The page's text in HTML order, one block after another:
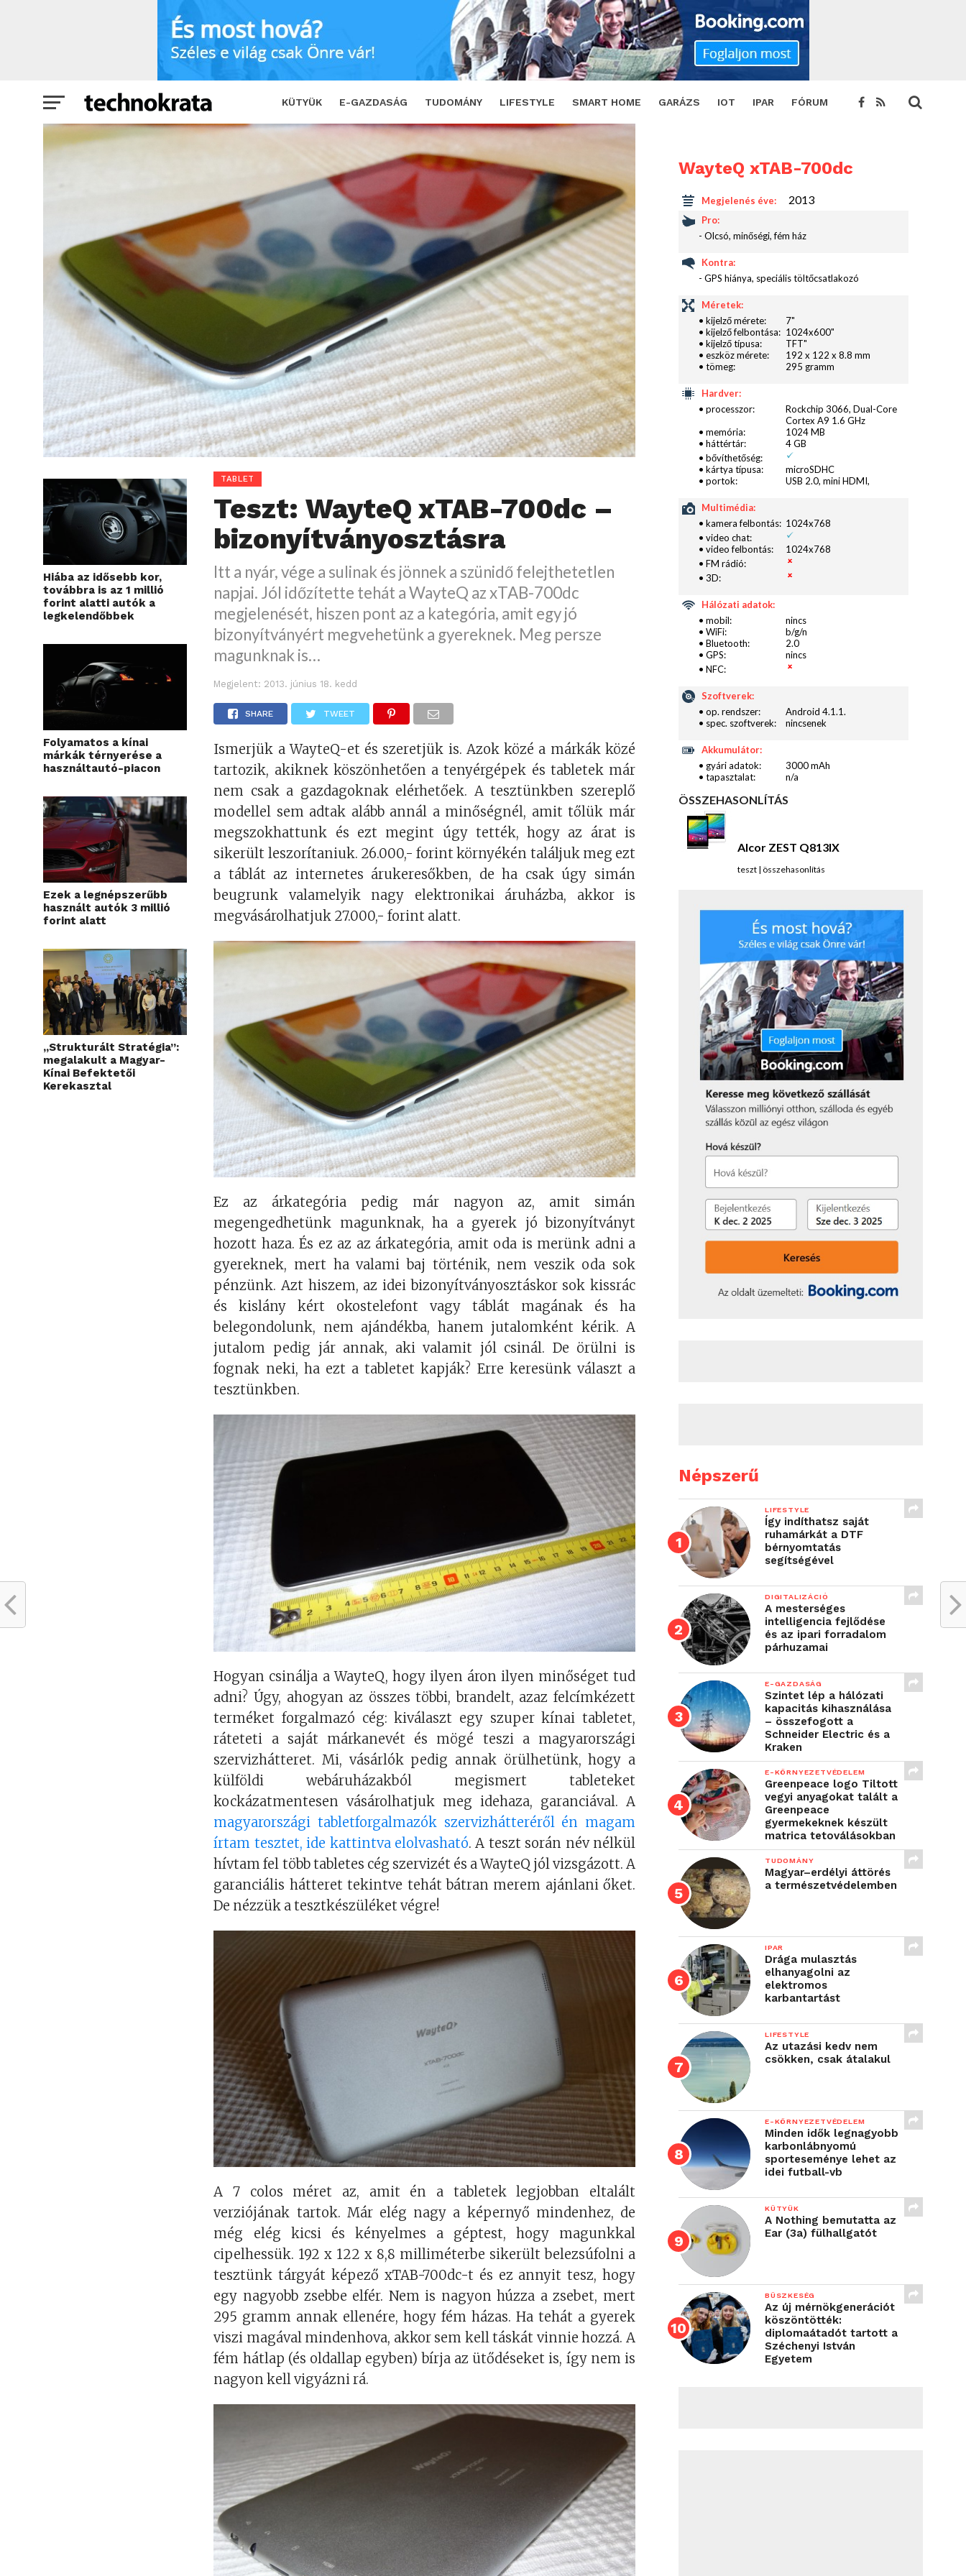
KÜTYÜK E-GAZDASÁG TUDOMÁNY LIFESTYLE SMART HOME GARÁZS IOT IPAR FÓRUM
Teszt: WayteQ xTAB-700dc – bizonyítványosztásra SHARE TWEET
Hiába az idősebb kor,
továbbra is az 1 millió
forint alatti autók a
legkelendőbbek
Folyamatos a kínai
márkák térnyerése a
használtautó-piacon
Ezek a legnépszerűbb
használt autók 3 millió
forint alatt
„Strukturált Stratégia”:
megalakult a Magyar-
Kínai Befektetői
Kerekasztal
TABLET
Teszt: WayteQ xTAB-700dc –
bizonyítványosztásra
Itt a nyár, vége a sulinak és jönnek a szünidő felejthetetlen
napjai. Jól időzítette tehát a WayteQ az xTAB-700dc
megjelenését, hiszen pont az a kategória, amit egy jó
bizonyítványért megvehetünk a gyereknek. Meg persze
magunknak is…
Megjelent: 2013. június 18. kedd
SHARE TWEET
Ismerjük a WayteQ-et és szeretjük is. Azok közé a márkák közé
tartozik, akiknek köszönhetően a tenyérgépek és tabletek már
nem csak a gazdagoknak elérhetőek. A tesztünkben szereplő
modellel sem adtak alább annál a minőségnél, amit tőlük már
megszokhattunk és ezt megint úgy tették, hogy az árat is
sikerült leszorítaniuk. 26.000,- forint környékén találjuk meg ezt
a táblát az internetes árukeresőkben, de ha csak úgy simán
beugrunk valamelyik nagy elektronikai áruházba, akkor is
megvásárolhatjuk 27.000,- forint alatt.
Ez az árkategória pedig már nagyon az, amit simán
megengedhetünk magunknak, ha a gyerek jó bizonyítványt
hozott haza. És ez az az árkategória, amit oda is merünk adni a
gyereknek, mert ha valami baj történik, nem veszik oda sok
pénzünk. Azt hiszem, az idei bizonyítványosztáskor sok kissrác
és kislány kért okostelefont vagy táblát magának és ha
belegondolunk, nem ajándékba, hanem jutalomként kérik. A
jutalom pedig jár annak, aki valamit jól csinál. De örülni is
fognak neki, ha ezt a tabletet kapják? Erre keresünk választ a
tesztünkben.
Hogyan csinálja a WayteQ, hogy ilyen áron ilyen minőséget tud
adni? Úgy, ahogyan az összes többi, brandelt, azaz felcímkézett
terméket forgalmazó cég: kiválaszt egy szuper kínai tabletet,
ráteteti a saját márkanevét és mögé teszi a magyarországi
szervizhátteret. Mi, vásárlók pedig annak örülhetünk, hogy a
külföldi webáruházakból megismert tableteket
kockázatmentesen vásárolhatjuk meg idehaza, garanciával. A
magyarországi tabletforgalmazók szervizhátteréről én magam
írtam tesztet, ide kattintva elolvasható. A teszt során név nélkül
hívtam fel több tabletes cég szervizét és a WayteQ jól vizsgázott. A
garanciális hátteret tekintve tehát bátran merem ajánlani őket.
De nézzük a tesztkészüléket végre!
A 7 colos méret az, amit én a tabletek legjobban eltalált
verziójának tartok. Már elég nagy a képernyő mindenhez, de
még elég kicsi és kényelmes a géptest, hogy magunkkal
cipelhessük. 192 x 122 x 8,8 milliméterbe sikerült belezsúfolni a
tesztünk tárgyát képező xTAB-700dc-t és ez annyit tesz, hogy
egy nagyobb zsebbe elfér. Nem is nagyon húzza a zsebet, mert
295 gramm annak ellenére, hogy fém házas. Ha tehát a gyerek
viszi magával mindenhova, akkor sem kell táskát vinnie hozzá. A
fém hátlap (és oldallap egyben) bírja az ütődéseket is, így nem is
nagyon kell vigyázni rá.
WayteQ xTAB-700dc
Megjelenés éve: 2013
Pro:
- Olcsó, minőségi, fém ház
Kontra:
- GPS hiánya, speciális töltőcsatlakozó
Méretek:
• kijelző mérete:
7"
• kijelző felbontása: 1024x600"
• kijelző típusa:
TFT"
• eszköz mérete:
192 x 122 x 8.8 mm
• tömeg:
295 gramm
Hardver:
• processzor:
Rockchip 3066, Dual-Core
Cortex A9 1.6 GHz
• memória:
1024 MB
• háttértár:
4 GB
• bővíthetőség:
• kártya típusa:
microSDHC
• portok:
USB 2.0, mini HDMI,
Multimédia:
• kamera felbontás: 1024x768
• video chat:
• video felbontás:
1024x768
• FM rádió:
• 3D:
Hálózati adatok:
• mobil:
nincs
• WiFi:
b/g/n
• Bluetooth:
2.0
• GPS:
nincs
• NFC:
Szoftverek:
• op. rendszer:
Android 4.1.1.
• spec. szoftverek:
nincsenek
Akkumulátor:
• gyári adatok:
3000 mAh
• tapasztalat:
n/a
ÖSSZEHASONLÍTÁS
Alcor ZEST Q813IX
teszt | összehasonlítás
Népszerű
LIFESTYLE
Így indíthatsz saját
ruhamárkát a DTF
bérnyomtatás
segítségével
DIGITALIZÁCIÓ
A mesterséges
intelligencia fejlődése
és az ipari forradalom
párhuzamai
E-GAZDASÁG
Szintet lép a hálózati
kapacitás kihasználása
– összefogott a
Schneider Electric és a
Kraken
E-KÖRNYEZETVÉDELEM
Greenpeace logo Tiltott
vegyi anyagokat talált a
Greenpeace
gyermekeknek készült
matrica tetoválásokban
TUDOMÁNY
Magyar–erdélyi áttörés
a természetvédelemben
IPAR
Drága mulasztás
elhanyagolni az
elektromos
karbantartást
LIFESTYLE
Az utazási kedv nem
csökken, csak átalakul
E-KÖRNYEZETVÉDELEM
Minden idők legnagyobb
karbonlábnyomú
sporteseménye lehet az
idei futball-vb
KÜTYÜK
A Nothing bemutatta az
Ear (3a) fülhallgatót
BÜSZKESÉG
Az új mérnökgenerációt
köszöntötték:
diplomaátadót tartott a
Széchenyi István
Egyetem